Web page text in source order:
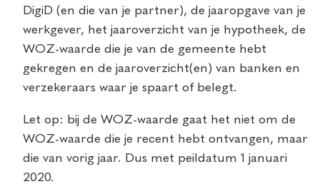
DigiD (en die van je partner), de jaaropgave van je
werkgever, het jaaroverzicht van je hypotheek, de
WOZ-waarde die je van de gemeente hebt
gekregen en de jaaroverzicht(en) van banken en
verzekeraars waar je spaart of belegt.
Let op: bij de WOZ-waarde gaat het niet om de
WOZ-waarde die je recent hebt ontvangen, maar
die van vorig jaar. Dus met peildatum 1 januari
2020.